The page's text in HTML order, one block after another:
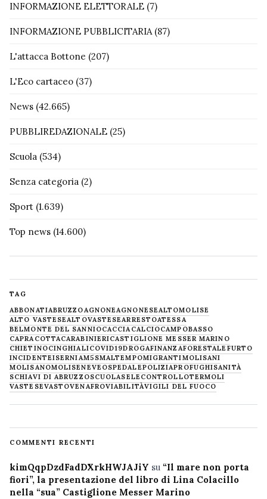
INFORMAZIONE ELETTORALE (7)
INFORMAZIONE PUBBLICITARIA(87)
L'attacca Bottone (207)
L'Eco cartaceo (37)
News (42.665)
PUBBLIREDAZIONALE (25)
Scuola (534)
Senza categoria (2)
Sport (1.639)
Top news (14.600)
TAG
ABBONATIABRUZZOAGNONEAGNONESEALTOMOLISE
ALTO VASTESEALTOVASTESEARRESTOATESSA
BELMONTE DEL SANNIOCACCIACALCIOCAMPOBASSO
CAPRACOTTACARABINIERICASTIGLIONE MESSER MARINO
CHIETINOCINGHIALICOVID19DROGAFINANZAFORESTALE FURTO
INCIDENTEISERNIAM5SMALTEMPOMIGRANTIMOLISANI
MOLISANOMOLISENEVE OSPEDALEPOLIZIAPROFUGHISANITÀ
SCHIAVI DI ABRUZZOSCUOLASELECONTROLLOTERMOLI
VASTESEVASTOVENAFROVIABILITÀVIGILI DEL FUOCO
COMMENTI RECENTI
kimQqpDzdFadDXrkHWJAJiY su “Il mare non porta
fiori”, la presentazione del libro di Lina Colacillo
nella “sua” Castiglione Messer Marino